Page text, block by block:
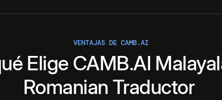
VENTAJAS DE CAMB.AI
Elige CAMB.AI
Romanian Traductor